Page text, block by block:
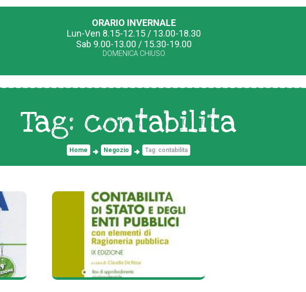
ORARIO INVERNALE
Lun-Ven 8.15-12.15 / 13.00-18.30
Sab 9.00-13.00 / 15.30-19.00
DOMENICA CHIUSO
Tag: contabilita
Home Negozio Tag: contabilita